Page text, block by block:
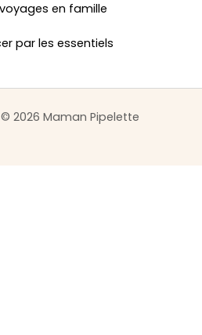
en famille
par les essentiels
2026 Maman Pipelette